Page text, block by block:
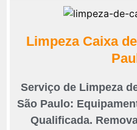
Limpeza Caixa
Serviço de Limpeza
São Paulo:
Qualificada.